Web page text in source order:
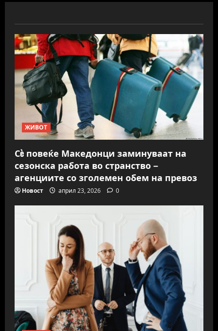
ЖИВОТ
Сè повеќе Македонци заминуваат на
сезонска работа во странство –
агенциите со зголемен обем на превоз
Новост април 23, 2026 0